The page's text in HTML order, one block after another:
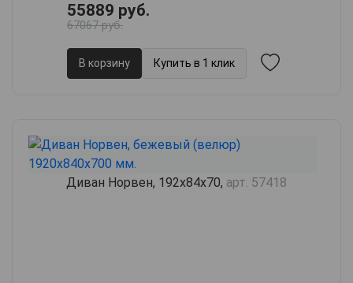
55889 руб.
67067 руб.
В корзину Купить в 1 клик
Диван Норвен, 192х84х70, арт. 57418